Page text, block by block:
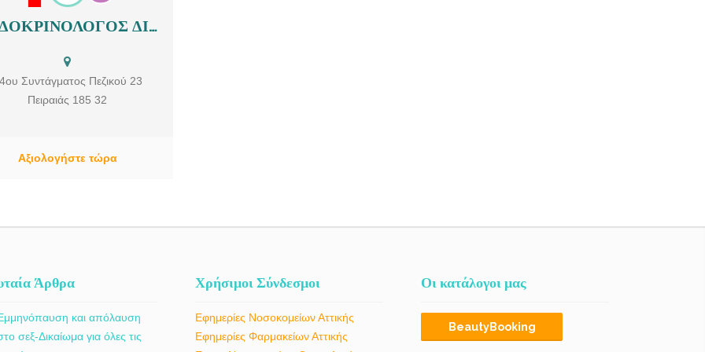
diabitologos-peireas-
Κανάκη Ευαγγελία Πειραιάς
ΕΝΔΟΚΡΙΝΟΛΟΓΟΣ ΔΙΑΒΗΤΟΛΟΓΟΣ | ΠΕΙΡΑΙΑΣ ΑΤΤΙΚΗΣ | ΚΑΝΑΚΗ ΕΥΑΓΓΕΛΙΑ
Συντάγματος Πεζικού 23
Πειραιάς 185 32
Αξιολογήστε τώρα
Άρθρα
και απόλαυση
σεξ-Δικαίωμα για όλες τις
Χρήσιμοι Σύνδεσμοι
Εφημερίες Νοσοκομείων Αττικής
Εφημερίες Φαρμακείων Αττικής
Οι κατάλογοι μας
BeautyBooking